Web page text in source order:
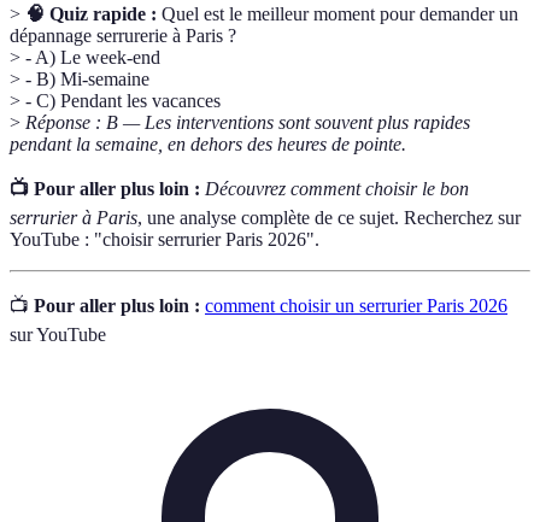
> 🧠 Quiz rapide : Quel est le meilleur moment pour demander un
dépannage serrurerie à Paris ?
> - A) Le week-end
> - B) Mi-semaine
> - C) Pendant les vacances
> Réponse : B — Les interventions sont souvent plus rapides
pendant la semaine, en dehors des heures de pointe.
📺 Pour aller plus loin : Découvrez comment choisir le bon
serrurier à Paris, une analyse complète de ce sujet. Recherchez sur
YouTube : "choisir serrurier Paris 2026".
📺 Pour aller plus loin : comment choisir un serrurier Paris 2026
sur YouTube